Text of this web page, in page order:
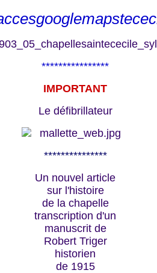
****************
IMPORTANT
Le défibrillateur
***************
Un nouvel article
sur l'histoire
de la chapelle
transcription d'un
manuscrit de
Robert Triger
historien
de 1915